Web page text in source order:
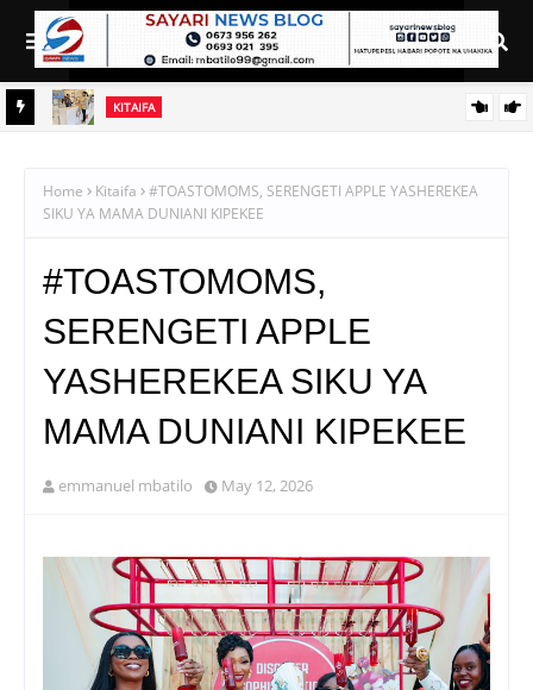
KITAIFA
Home Kitaifa
#TOASTOMOMS, SERENGETI APPLE YASHEREKEA
SIKU YA MAMA DUNIANI KIPEKEE
#TOASTOMOMS,
SERENGETI APPLE
YASHEREKEA SIKU YA
MAMA DUNIANI KIPEKEE
emmanuel mbatilo May 12, 2026